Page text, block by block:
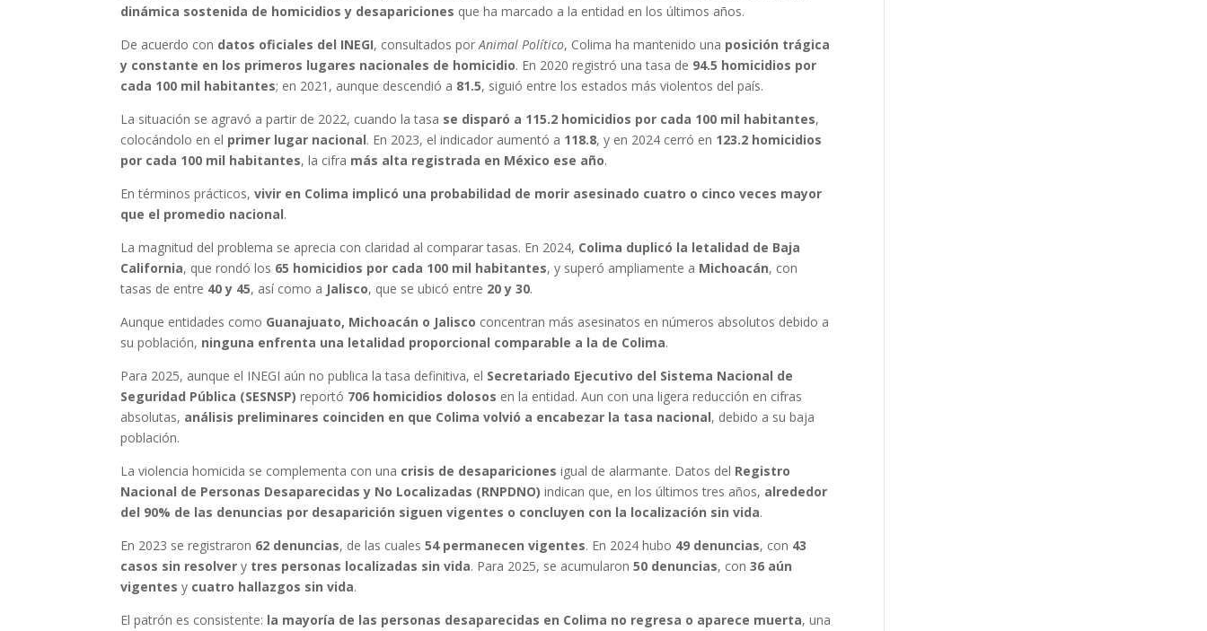
dinámica sostenida de homicidios y desapariciones que ha marcado a la entidad en los últimos años.
De acuerdo con datos oficiales del INEGI, consultados porAnimal Político, Colima ha mantenido una posición trágica
y constante en los primeros lugares nacionales de homicidio. En 2020 registró una tasa de 94.5 homicidios por
cada 100 mil habitantes; en 2021, aunque descendió a 81.5, siguió entre los estados más violentos del país.
La situación se agravó a partir de 2022, cuando la tasa se disparó a 115.2 homicidios por cada 100 mil habitantes,
colocándolo en el primer lugar nacional. En 2023, el indicador aumentó a 118.8, y en 2024 cerró en 123.2 homicidios
por cada 100 mil habitantes, la cifra más alta registrada en México ese año.
En términos prácticos,vivir en Colima implicó una probabilidad de morir asesinado cuatro o cinco veces mayor
que el promedio nacional.
La magnitud del problema se aprecia con claridad al comparar tasas. En 2024, Colima duplicó la letalidad de Baja
California, que rondó los 65 homicidios por cada 100 mil habitantes, y superó ampliamente a Michoacán, con
tasas de entre 40 y 45, así como a Jalisco, que se ubicó entre 20 y 30.
Aunque entidades como Guanajuato, Michoacán o Jalisco concentran más asesinatos en números absolutos debido a
su población, ninguna enfrenta una letalidad proporcional comparable a la de Colima.
Para 2025, aunque el INEGI aún no publica la tasa definitiva, el Secretariado Ejecutivo del Sistema Nacional de
Seguridad Pública (SESNSP) reportó 706 homicidios dolosos en la entidad. Aun con una ligera reducción en cifras
absolutas, análisis preliminares coinciden en que Colima volvió a encabezar la tasa nacional, debido a su baja
población.
La violencia homicida se complementa con una crisis de desapariciones igual de alarmante. Datos del Registro
Nacional de Personas Desaparecidas y No Localizadas (RNPDNO) indican que, en los últimos tres años, alrededor
del 90% de las denuncias por desaparición siguen vigentes o concluyen con la localización sin vida.
En 2023 se registraron 62 denuncias, de las cuales54 permanecen vigentes. En 2024 hubo 49 denuncias, con 43
casos sin resolver y tres personas localizadas sin vida. Para 2025, se acumularon50 denuncias, con36 aún
vigentes y cuatro hallazgos sin vida.
El patrón es consistente: la mayoría de las personas desaparecidas en Colima no regresa o aparece muerta, una